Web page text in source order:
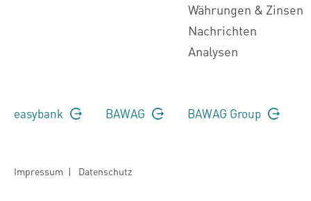
Währungen & Zinsen
Nachrichten
Analysen
easybank BAWAG BAWAG Group
Impressum | Datenschutz